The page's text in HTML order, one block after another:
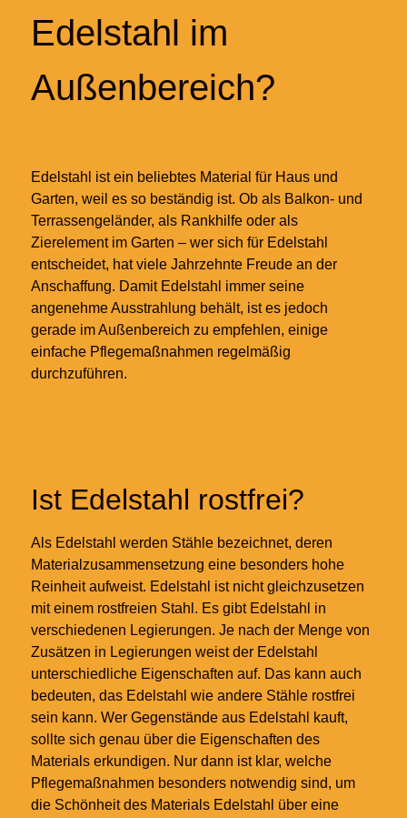
Edelstahl im
Außenbereich?
Edelstahl ist ein beliebtes Material für Haus und
Garten, weil es so beständig ist. Ob als Balkon- und
Terrassengeländer, als Rankhilfe oder als
Zierelement im Garten – wer sich für Edelstahl
entscheidet, hat viele Jahrzehnte Freude an der
Anschaffung. Damit Edelstahl immer seine
angenehme Ausstrahlung behält, ist es jedoch
gerade im Außenbereich zu empfehlen, einige
einfache Pflegemaßnahmen regelmäßig
durchzuführen.
Ist Edelstahl rostfrei?
Als Edelstahl werden Stähle bezeichnet, deren
Materialzusammensetzung eine besonders hohe
Reinheit aufweist. Edelstahl ist nicht gleichzusetzen
mit einem rostfreien Stahl. Es gibt Edelstahl in
verschiedenen Legierungen. Je nach der Menge von
Zusätzen in Legierungen weist der Edelstahl
unterschiedliche Eigenschaften auf. Das kann auch
bedeuten, das Edelstahl wie andere Stähle rostfrei
sein kann. Wer Gegenstände aus Edelstahl kauft,
sollte sich genau über die Eigenschaften des
Materials erkundigen. Nur dann ist klar, welche
Pflegemaßnahmen besonders notwendig sind, um
die Schönheit des Materials Edelstahl über eine